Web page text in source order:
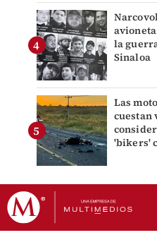
la
Sinaloa
Las
cuestan
'bikers'